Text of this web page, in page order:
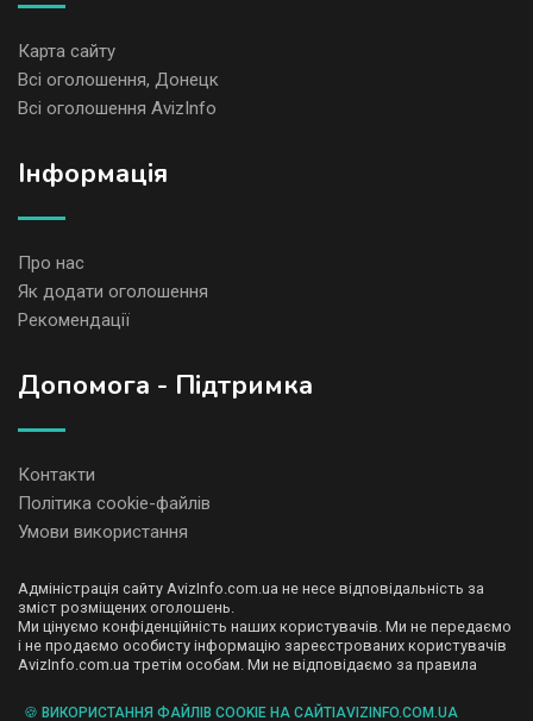
Карта сайту
Всі оголошення, Донецк
Всі оголошення AvizInfo
Iнформація
Про нас
Як додати оголошення
Рекомендації
Допомога - Підтримка
Контакти
Політика cookie-файлів
Умови використання
Адміністрація сайту AvizInfo.com.ua не несе відповідальність за
зміст розміщених оголошень.
Ми цінуємо конфіденційність наших користувачів. Ми не передаємо
і не продаємо особисту інформацію зареєстрованих користувачів
AvizInfo.com.ua третім особам. Ми не відповідаємо за правила
деяких сторінках нашого сайту представлена реклама Google
🍪 ВИКОРИСТАННЯ ФАЙЛІВ COOKIE НА САЙТІAVIZINFO.COM.UA